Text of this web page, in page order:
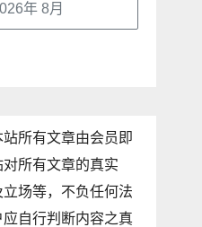
年 8月
所有文章由会员即
所有文章的真实
场等，不负任何法
自行判断内容之真